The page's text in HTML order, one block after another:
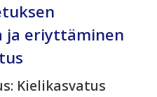
ja eriyttäminen
Kielikasvatus